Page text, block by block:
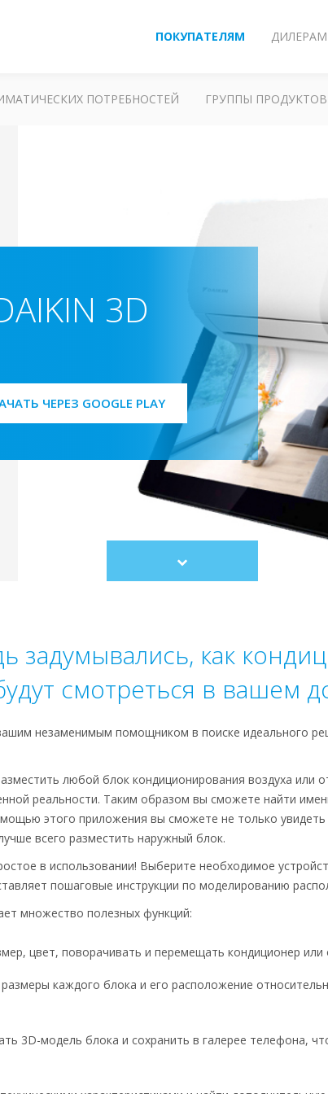
ПОКУПАТЕЛЯМ ДИЛЕРАМ
ПОТРЕБНОСТЕЙ ГРУППЫ ПРОДУКТОВ
3D
ЧЕРЕЗ GOOGLE PLAY
Scroll
to
задумывались, как
смотреться в вашем
незаменимым помощником в поиске идеального
любой блок кондиционирования воздуха или
реальности. Таким образом вы сможете найти
этого приложения вы сможете не только увидеть
всего разместить наружный блок.
в использовании! Выберите необходимое
пошаговые инструкции по моделированию
множество полезных функций:
цвет, поворачивать и перемещать кондиционер или
каждого блока и его расположение
3D-модель блока и сохранить в галерее телефона,